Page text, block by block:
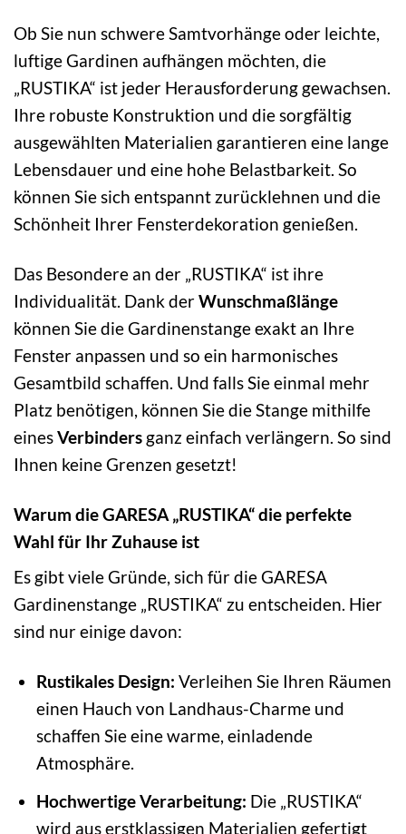
Ob Sie nun schwere Samtvorhänge oder leichte,
luftige Gardinen aufhängen möchten, die
„RUSTIKA“ ist jeder Herausforderung gewachsen.
Ihre robuste Konstruktion und die sorgfältig
ausgewählten Materialien garantieren eine lange
Lebensdauer und eine hohe Belastbarkeit. So
können Sie sich entspannt zurücklehnen und die
Schönheit Ihrer Fensterdekoration genießen.
Das Besondere an der „RUSTIKA“ ist ihre
Individualität. Dank derWunschmaßlänge
können Sie die Gardinenstange exakt an Ihre
Fenster anpassen und so ein harmonisches
Gesamtbild schaffen. Und falls Sie einmal mehr
Platz benötigen, können Sie die Stange mithilfe
einesVerbinders ganz einfach verlängern. So sind
Ihnen keine Grenzen gesetzt!
Warum die GARESA „RUSTIKA“ die perfekte
Wahl für Ihr Zuhause ist
Es gibt viele Gründe, sich für die GARESA
Gardinenstange „RUSTIKA“ zu entscheiden. Hier
sind nur einige davon:
Rustikales Design: Verleihen Sie Ihren Räumen
einen Hauch von Landhaus-Charme und
schaffen Sie eine warme, einladende
Atmosphäre.
Hochwertige Verarbeitung: Die „RUSTIKA“
wird aus erstklassigen Materialien gefertigt